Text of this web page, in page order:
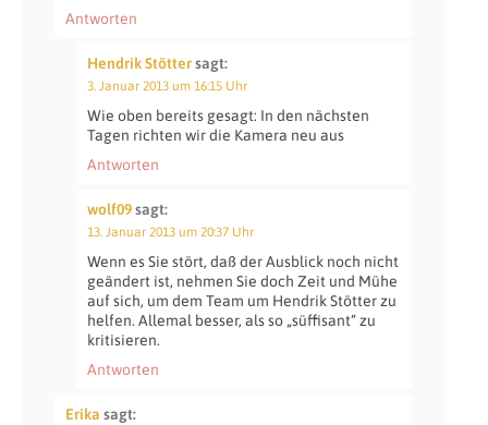
Antworten
Hendrik Stöttersagt:
3. Januar 2013 um 16:15 Uhr
Wie oben bereits gesagt: In den nächsten
Tagen richten wir die Kamera neu aus
Antworten
wolf09sagt:
13. Januar 2013 um 20:37 Uhr
Wenn es Sie stört, daß der Ausblick noch nicht
geändert ist, nehmen Sie doch Zeit und Mühe
auf sich, um dem Team um Hendrik Stötter zu
helfen. Allemal besser, als so „süffisant“ zu
kritisieren.
Antworten
Erika sagt: